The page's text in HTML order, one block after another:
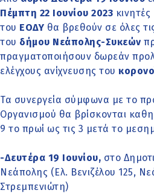
Πέμπτη 22 Ιουνίου 2023
του ΕΟΔΥ θα βρεθούν σε όλες
του δήμου Νεάπολης-Συκεών
πραγματοποιήσουν δωρεάν
ελέγχους ανίχνευσης του
Τα συνεργεία σύμφωνα με το
Οργανισμού θα βρίσκονται
9 το πρωί ως τις 3 μετά το
-Δευτέρα 19 Ιουνίου, στο
Νεάπολης (Ελ. Βενιζέλου 125,
Στρεμπενιώτη)